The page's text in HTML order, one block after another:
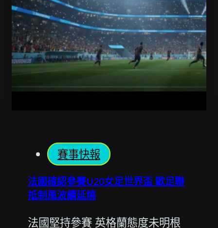
賽事快報
法國確認參賽U20女足世界盃 歐足聯
抵制風波續延燒
法國堅持參賽 英格蘭態度未明根